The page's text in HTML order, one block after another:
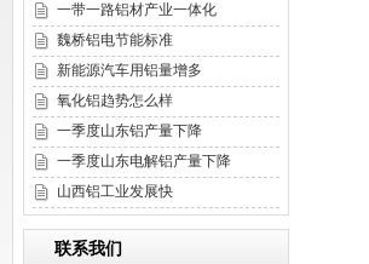
一带一路铝材产业一体化
魏桥铝电节能标准
新能源汽车用铝量增多
氧化铝趋势怎么样
一季度山东铝产量下降
一季度山东电解铝产量下降
山西铝工业发展快
联系我们